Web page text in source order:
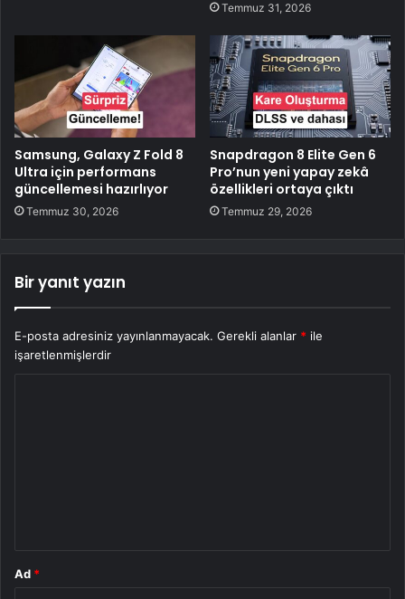
Temmuz 31, 2026
Samsung, Galaxy Z Fold 8
Ultra için performans
güncellemesi hazırlıyor
Temmuz 30, 2026
Snapdragon 8 Elite Gen 6
Pro’nun yeni yapay zekâ
özellikleri ortaya çıktı
Temmuz 29, 2026
Bir yanıt yazın
E-posta adresiniz yayınlanmayacak. Gerekli alanlar * ile
işaretlenmişlerdir
Ad *